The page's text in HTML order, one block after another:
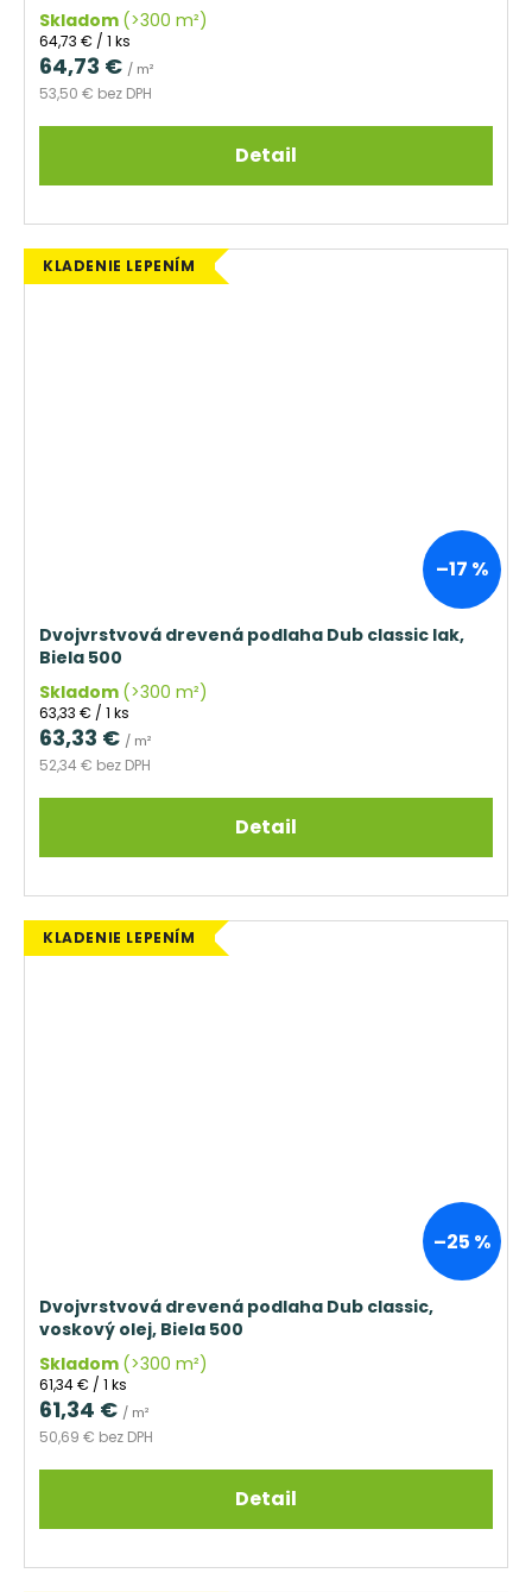
Skladom (>300 m²)
53,50 € bez DPH
64,73 € / m²
Jednotková
cena:
64,73 € / 1 ks
Detail
KLADENIE LEPENÍM
–17 %
Dvojvrstvová drevená podlaha Dub classic lak,
Biela 500
Skladom (>300 m²)
52,34 € bez DPH
63,33 € / m²
Jednotková
cena:
63,33 € / 1 ks
Detail
KLADENIE LEPENÍM
–25 %
Dvojvrstvová drevená podlaha Dub classic,
voskový olej, Biela 500
Skladom (>300 m²)
50,69 € bez DPH
61,34 € / m²
Jednotková
cena:
61,34 € / 1 ks
Detail